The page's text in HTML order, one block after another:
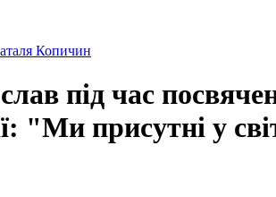
Копичин
під час
"Ми присутні у